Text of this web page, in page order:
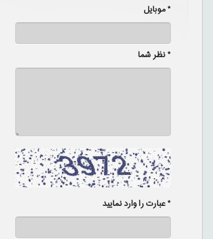
* موبایل
* نظر شما
* عبارت را وارد نمایید